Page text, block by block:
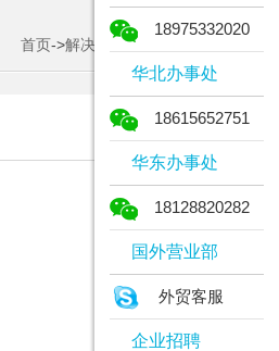
首页->解决方案->解决方案
18975332020
华北办事处
18615652751
华东办事处
18128820282
国外营业部
外贸客服
企业招聘